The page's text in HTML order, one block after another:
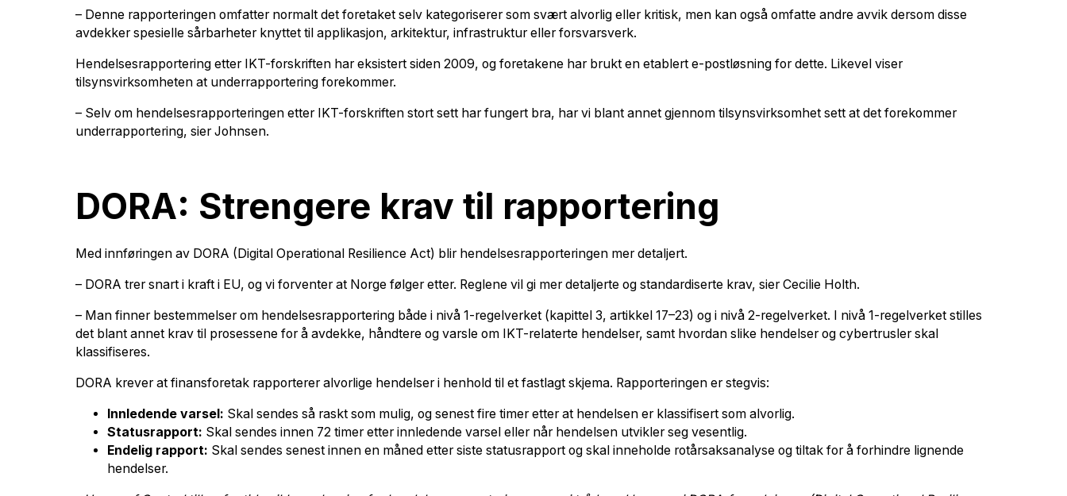
– Denne rapporteringen omfatter normalt det foretaket selv kategoriserer som svært alvorlig eller kritisk, men kan også omfatte andre avvik dersom disse
avdekker spesielle sårbarheter knyttet til applikasjon, arkitektur, infrastruktur eller forsvarsverk.
Hendelsesrapportering etter IKT-forskriften har eksistert siden 2009, og foretakene har brukt en etablert e-postløsning for dette. Likevel viser
tilsynsvirksomheten at underrapportering forekommer.
– Selv om hendelsesrapporteringen etter IKT-forskriften stort sett har fungert bra, har vi blant annet gjennom tilsynsvirksomhet sett at det forekommer
underrapportering, sier Johnsen.
DORA: Strengere krav til rapportering
Med innføringen av DORA (Digital Operational Resilience Act) blir hendelsesrapporteringen mer detaljert.
– DORA trer snart i kraft i EU, og vi forventer at Norge følger etter. Reglene vil gi mer detaljerte og standardiserte krav, sier Cecilie Holth.
– Man finner bestemmelser om hendelsesrapportering både i nivå 1-regelverket (kapittel 3, artikkel 17–23) og i nivå 2-regelverket. I nivå 1-regelverket stilles
det blant annet krav til prosessene for å avdekke, håndtere og varsle om IKT-relaterte hendelser, samt hvordan slike hendelser og cybertrusler skal
klassifiseres.
DORA krever at finansforetak rapporterer alvorlige hendelser i henhold til et fastlagt skjema. Rapporteringen er stegvis:
Innledende varsel: Skal sendes så raskt som mulig, og senest fire timer etter at hendelsen er klassifisert som alvorlig.
Statusrapport: Skal sendes innen 72 timer etter innledende varsel eller når hendelsen utvikler seg vesentlig.
Endelig rapport: Skal sendes senest innen en måned etter siste statusrapport og skal inneholde rotårsaksanalyse og tiltak for å forhindre lignende
hendelser.